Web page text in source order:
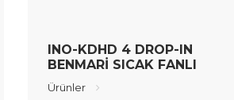
INO-KDHD 4 DROP-IN
BENMARİ SICAK FANLI
Ürünler